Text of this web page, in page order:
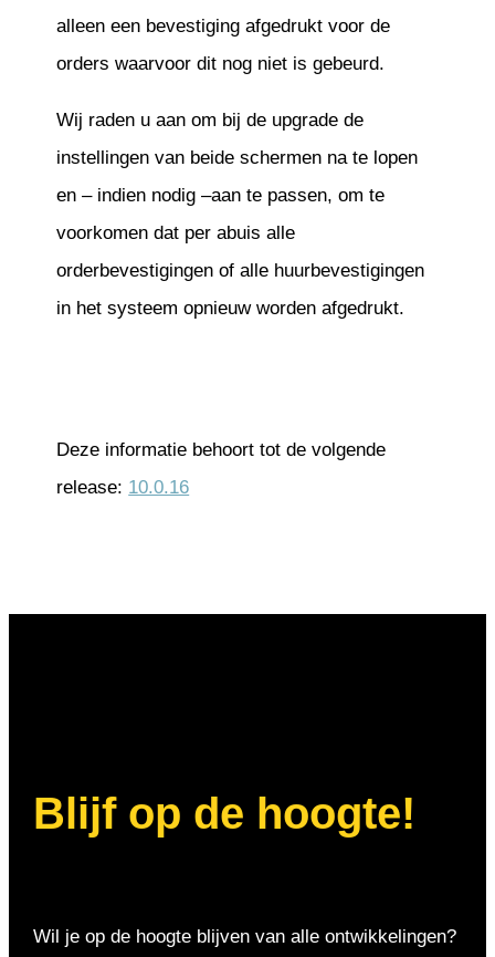
alleen een bevestiging afgedrukt voor de
orders waarvoor dit nog niet is gebeurd.
Wij raden u aan om bij de upgrade de
instellingen van beide schermen na te lopen
en – indien nodig –aan te passen, om te
voorkomen dat per abuis alle
orderbevestigingen of alle huurbevestigingen
in het systeem opnieuw worden afgedrukt.
Deze informatie behoort tot de volgende
release: 10.0.16
Blijf op de hoogte!
Wil je op de hoogte blijven van alle ontwikkelingen?